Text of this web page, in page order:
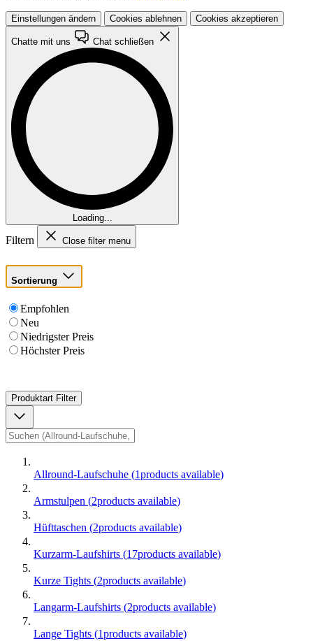
Einstellungen ändern Cookies ablehnen Cookies akzeptieren
Chatte mit uns Chat schließen
Loading...
Filtern Close filter menu
Sortierung
Empfohlen
Neu
Niedrigster Preis
Höchster Preis
Produktart Filter
Allround-Laufschuhe (1products available)
Armstulpen (2products available)
Hüfttaschen (2products available)
Kurzarm-Laufshirts (17products available)
Kurze Tights (2products available)
Langarm-Laufshirts (2products available)
Lange Tights (1products available)